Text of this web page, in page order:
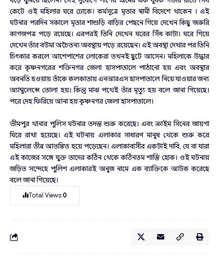
কেটে ওই মহিলার ঘরে ঢোকে। কর্মসূত্রে মৃতার স্বামী বিদেশে থাকেন । এই
ঘটনার পরদিন সকালে মৃতার শাশুড়ি বাড়ির পেছনে গিয়ে দেখেন কিছু জরুরি
কাগজপত্র পড়ে রয়েছে। এরপরই তিনি দেখেন ঘরের সিঁধ কাটা। ঘরে গিয়ে
দেখেন তাঁর বউমা অচৈতন্য অবস্থায় পড়ে রয়েছেন। এই অবস্থা দেখার পর তিনি
চিৎকার করলে আশেপাশের লোকেরা তখনই ছুটে আসেন। মহিলাকে উদ্ধার
করে কৃষ্ণনগরের শক্তিনগর জেলা হাসপাতালে পাঠানো হয় এবং অবস্থার
অবনতি হওয়ায় তাঁকে কলকাতায় এনআরএস হাসপাতালে নিয়ে যাওয়ার জন্য
অ্যাম্বুলেন্সে তোলা হয়। কিন্তু মাঝ পথেই তাঁর মৃত্যু হয় বলে জানা গিয়েছে।
পরে দেহ ফিরিয়ে আনা হয় কৃষ্ণনগর জেলা হাসপাতালে।
ভীমপুর থানার পুলিস ঘটনার তদন্ত শুরু করেছে। এবং ক্রাইম সিনের জায়গা
ঘিরে রাখা হয়েছে। এই ঘটনায় এলাকার সাধারণ মানুষ থেকে শুরু করে
মহিলারা তীব্র আতঙ্কিত হয়ে পড়েছেন। এলাকাবাসীর একটাই দাবি, যে বা যারা
এই কাজের সঙ্গে যুক্ত তাদের কঠিন থেকে কঠিনতম শাস্তি হোক। ওই ঘটনায়
জড়িত সন্দেহে পুলিশ এলাকারই অনুজ নামে এক ব্যাক্তিকে আটক করেছে
বলে জানা গিয়েছে।
Total Views:0